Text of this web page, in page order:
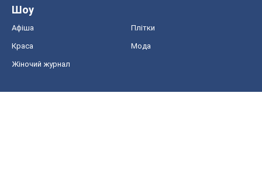
Шоу
Афіша Плітки
Краса Мода
Жіночий журнал